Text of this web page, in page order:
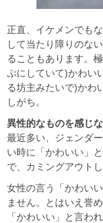
正直、イケメンでも
して当たり障りのな
ることもあります。
ぷにしていて)かわい
る坊主みたいで)かわ
しがち。
異性的なものを感じ
最近多い、ジェンダ
い時に「かわいい」
で、カミングアウト
女性の言う「かわい
ません。とはいえ誉
「かわいい」と言わ